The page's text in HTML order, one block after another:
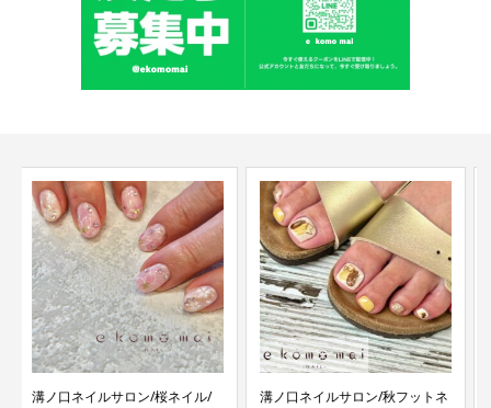
溝ノ口ネイルサロン/秋フットネ
溝ノ口ネイルサロン/和柄ネイル